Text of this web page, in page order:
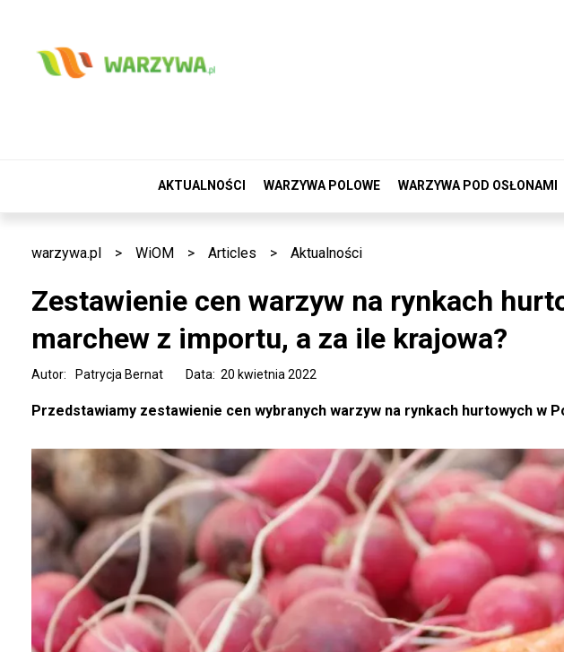
AKTUALNOŚCI WARZYWA POLOWE WARZYWA POD OSŁONAMI
warzywa.pl > WiOM > Articles > Aktualności
Zestawienie cen warzyw na rynkach
marchew z importu, a za ile krajowa?
Data: 20 kwietnia 2022
Autor: Patrycja Bernat
Przedstawiamy zestawienie cen wybranych warzyw na rynkach hurtowych w